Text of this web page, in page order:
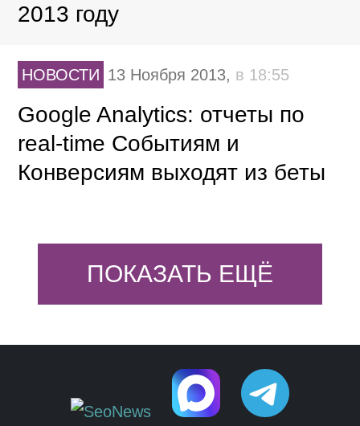
2013 году
НОВОСТИ 13 Ноября 2013, в 18:55
Google Analytics: отчеты по
real-time Событиям и
Конверсиям выходят из беты
ПОКАЗАТЬ ЕЩЁ